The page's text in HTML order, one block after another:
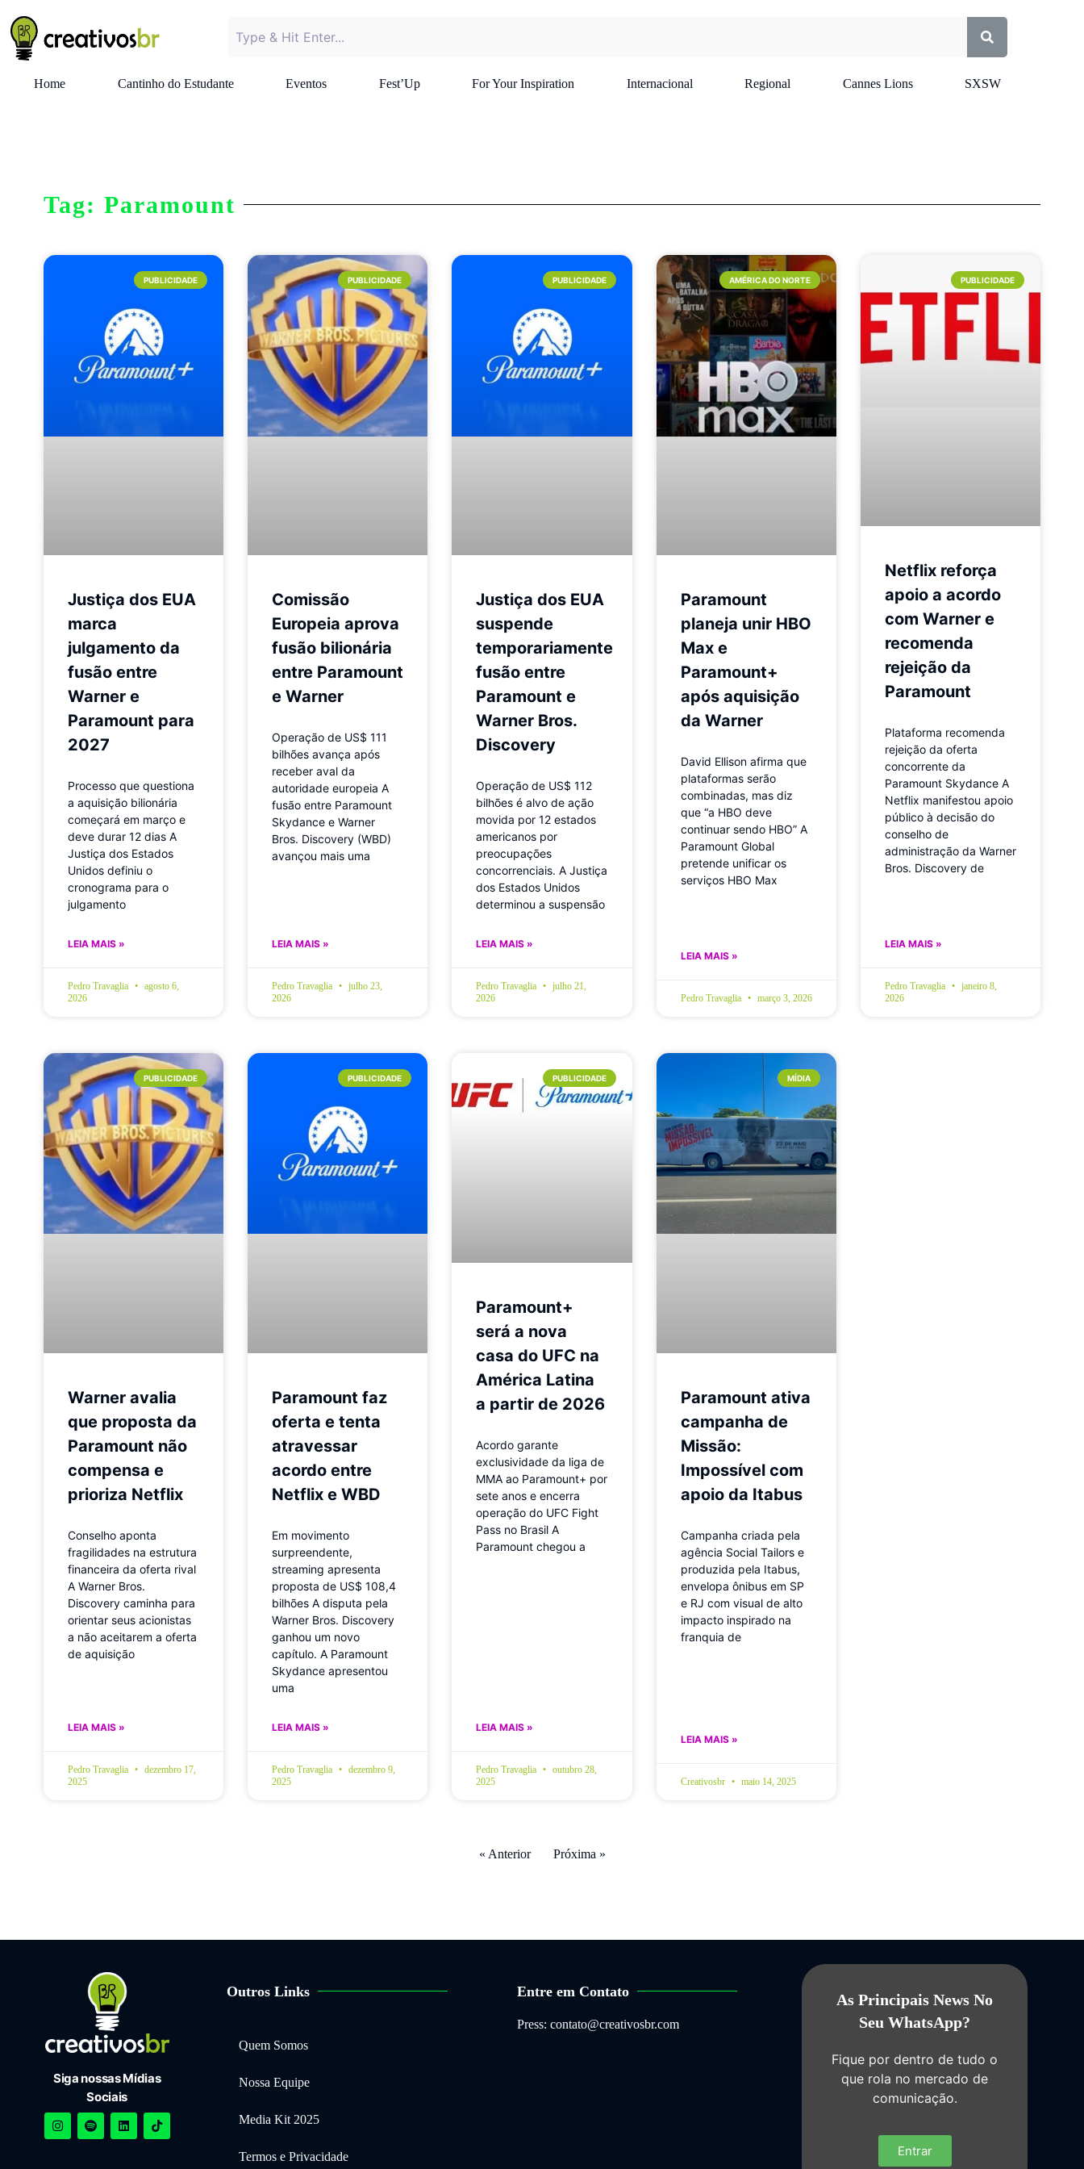
Home Cantinho do Estudante Eventos Fest’Up For Your Inspiration Internacional Regional Cannes Lions SXSW
Tag: Paramount
PUBLICIDADE
Justiça dos EUA
marca
julgamento da
fusão entre
Warner e
Paramount para
2027
Processo que questiona
a aquisição bilionária
começará em março e
deve durar 12 dias A
Justiça dos Estados
Unidos definiu o
cronograma para o
julgamento
LEIA MAIS »
Pedro Travaglia
agosto 6,
2026
PUBLICIDADE
Comissão
Europeia aprova
fusão bilionária
entre Paramount
e Warner
Operação de US$ 111
bilhões avança após
receber aval da
autoridade europeia A
fusão entre Paramount
Skydance e Warner
Bros. Discovery (WBD)
avançou mais uma
LEIA MAIS »
Pedro Travaglia
julho 23,
2026
PUBLICIDADE
Justiça dos EUA
suspende
temporariamente
fusão entre
Paramount e
Warner Bros.
Discovery
Operação de US$ 112
bilhões é alvo de ação
movida por 12 estados
americanos por
preocupações
concorrenciais. A Justiça
dos Estados Unidos
determinou a suspensão
LEIA MAIS »
Pedro Travaglia
julho 21,
2026
AMÉRICA DO NORTE
Paramount
planeja unir HBO
Max e
Paramount+
após aquisição
da Warner
David Ellison afirma que
plataformas serão
combinadas, mas diz
que “a HBO deve
continuar sendo HBO” A
Paramount Global
pretende unificar os
serviços HBO Max
LEIA MAIS »
Pedro Travaglia março 3, 2026
PUBLICIDADE
Netflix reforça
apoio a acordo
com Warner e
recomenda
rejeição da
Paramount
Plataforma recomenda
rejeição da oferta
concorrente da
Paramount Skydance A
Netflix manifestou apoio
público à decisão do
conselho de
administração da Warner
Bros. Discovery de
LEIA MAIS »
Pedro Travaglia
janeiro 8,
2026
PUBLICIDADE
Warner avalia
que proposta da
Paramount não
compensa e
prioriza Netflix
Conselho aponta
fragilidades na estrutura
financeira da oferta rival
A Warner Bros.
Discovery caminha para
orientar seus acionistas
a não aceitarem a oferta
de aquisição
LEIA MAIS »
Pedro Travaglia
dezembro 17,
2025
PUBLICIDADE
Paramount faz
oferta e tenta
atravessar
acordo entre
Netflix e WBD
Em movimento
surpreendente,
streaming apresenta
proposta de US$ 108,4
bilhões A disputa pela
Warner Bros. Discovery
ganhou um novo
capítulo. A Paramount
Skydance apresentou
uma
LEIA MAIS »
Pedro Travaglia
dezembro 9,
2025
PUBLICIDADE
Paramount+
será a nova
casa do UFC na
América Latina
a partir de 2026
Acordo garante
exclusividade da liga de
MMA ao Paramount+ por
sete anos e encerra
operação do UFC Fight
Pass no Brasil A
Paramount chegou a
LEIA MAIS »
Pedro Travaglia
outubro 28,
2025
MÍDIA
Paramount ativa
campanha de
Missão:
Impossível com
apoio da Itabus
Campanha criada pela
agência Social Tailors e
produzida pela Itabus,
envelopa ônibus em SP
e RJ com visual de alto
impacto inspirado na
franquia de
LEIA MAIS »
Creativosbr maio 14, 2025
« Anterior Próxima »
Siga nossas Mídias
Sociais
Outros Links
Quem Somos
Nossa Equipe
Media Kit 2025
Termos e Privacidade
Entre em Contato
Press: contato@creativosbr.com
As Principais News No
Seu WhatsApp?
Fique por dentro de tudo o
que rola no mercado de
comunicação.
Entrar